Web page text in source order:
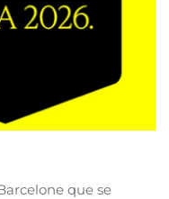
que se